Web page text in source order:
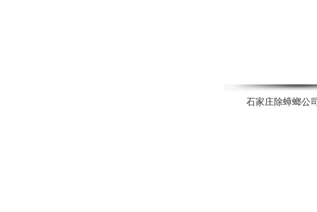
石家庄除蟑螂公